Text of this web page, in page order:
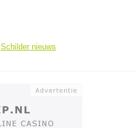
Schilder nieuws